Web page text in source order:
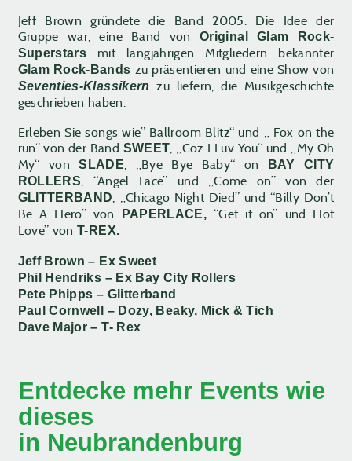
Jeff Brown gründete die Band 2005. Die Idee der
Gruppe war, eine Band von Original Glam Rock-
Superstars mit langjährigen Mitgliedern bekannter
Glam Rock-Bands zu präsentieren und eine Show von
Seventies-Klassikern zu liefern, die Musikgeschichte
geschrieben haben.
Erleben Sie songs wie” Ballroom Blitz“ und „ Fox on the
run“ von der Band SWEET, „Coz I Luv You“ und „My Oh
My“ vonSLADE, „Bye Bye Baby“ on
BAY CITY
ROLLERS, “Angel Face” und „Come on” von der
GLITTERBAND, „Chicago Night Died” und “Billy Don’t
Be A Hero” von
PAPERLACE, “Get it on” und Hot
Love” vonT-REX.
Jeff Brown – ExSweet
Phil Hendriks – Ex Bay City Rollers
Pete Phipps – Glitterband
Paul Cornwell – Dozy, Beaky, Mick & Tich
Dave Major –T- Rex
Entdecke mehr Events wie
dieses
in Neubrandenburg